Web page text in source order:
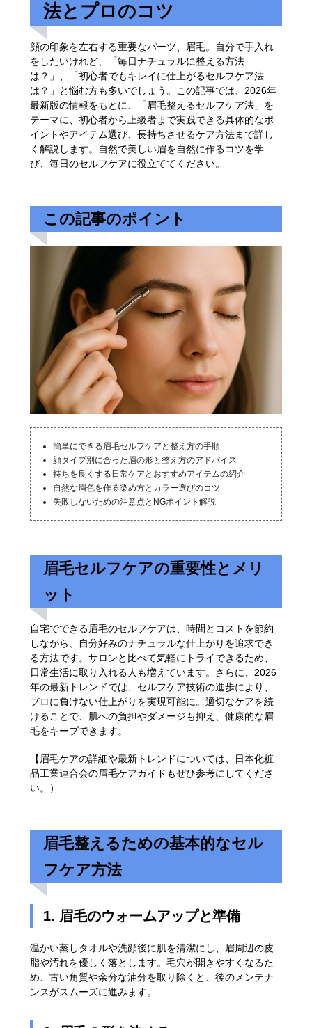
法とプロのコツ
顔の印象を左右する重要なパーツ、眉毛。自分で手入れ
をしたいけれど、「毎日ナチュラルに整える方法
は？」、「初心者でもキレイに仕上がるセルフケア法
は？」と悩む方も多いでしょう。この記事では、2026年
最新版の情報をもとに、「眉毛整えるセルフケア法」を
テーマに、初心者から上級者まで実践できる具体的なポ
イントやアイテム選び、長持ちさせるケア方法まで詳し
く解説します。自然で美しい眉を自然に作るコツを学
び、毎日のセルフケアに役立ててください。
この記事のポイント
簡単にできる眉毛セルフケアと整え方の手順
顔タイプ別に合った眉の形と整え方のアドバイス
持ちを良くする日常ケアとおすすめアイテムの紹介
自然な眉色を作る染め方とカラー選びのコツ
失敗しないための注意点とNGポイント解説
眉毛セルフケアの重要性とメリ
ット
自宅でできる眉毛のセルフケアは、時間とコストを節約
しながら、自分好みのナチュラルな仕上がりを追求でき
る方法です。サロンと比べて気軽にトライできるため、
日常生活に取り入れる人も増えています。さらに、2026
年の最新トレンドでは、セルフケア技術の進歩により、
プロに負けない仕上がりを実現可能に。適切なケアを続
けることで、肌への負担やダメージも抑え、健康的な眉
毛をキープできます。
【眉毛ケアの詳細や最新トレンドについては、
日本化粧
品工業連合会の眉毛ケアガイド もぜひ参考にしてくださ
い。）
眉毛整えるための基本的なセル
フケア方法
1. 眉毛のウォームアップと準備
温かい蒸しタオルや洗顔後に肌を清潔にし、眉周辺の皮
脂や汚れを優しく落とします。毛穴が開きやすくなるた
め、古い角質や余分な油分を取り除くと、後のメンテナ
ンスがスムーズに進みます。